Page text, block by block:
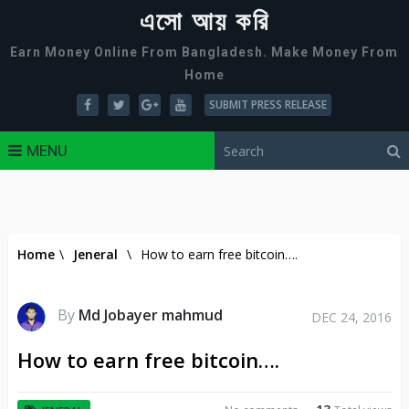
এসো আয় করি
Earn Money Online From Bangladesh. Make Money From
Home
SUBMIT PRESS RELEASE
MENU
Home \ Jeneral \ How to earn free bitcoin….
By Md Jobayer mahmud DEC 24, 2016
How to earn free bitcoin….